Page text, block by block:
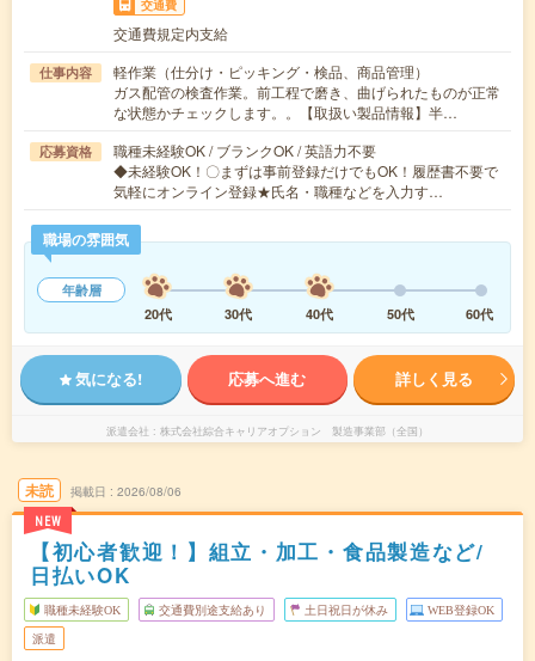
交通費
交通費規定内支給
仕事内容
軽作業（仕分け・ピッキング・検品、商品管理）
ガス配管の検査作業。前工程で磨き、曲げられたものが正常
な状態かチェックします。。【取扱い製品情報】半…
応募資格
職種未経験OK / ブランクOK / 英語力不要
◆未経験OK！〇まずは事前登録だけでもOK！履歴書不要で
気軽にオンライン登録★氏名・職種などを入力す…
職場の雰囲気
年齢層
20代
30代 40代 50代 60代
気になる! 応募へ進む 詳しく見る
派遣会社 株式会社綜合キャリアオプション 製造事業部（全国）
未読
NEW
掲載日 2026/08/06
【初心者歓迎！】組立・加工・食品製造など/
日払いOK
職種未経験OK 交通費別途支給あり 土日祝日が休み WEB登録OK
派遣